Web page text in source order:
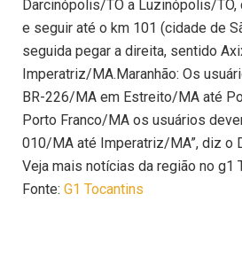
Darcinópolis/TO a Luzinópolis/TO,
e seguir até o km 101 (cidade de
seguida pegar a direita, sentido
Imperatriz/MA.Maranhão: Os
BR-226/MA em Estreito/MA até
Porto Franco/MA os usuários
010/MA até Imperatriz/MA”, diz o
Veja mais notícias da região no g1
Fonte: G1 Tocantins